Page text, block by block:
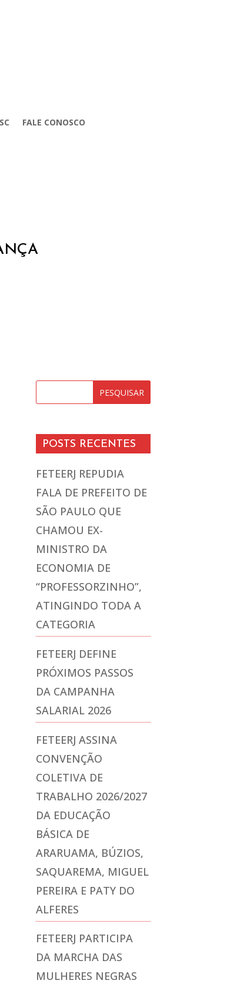
FALE CONOSCO
POSTS RECENTES
FETEERJ REPUDIA
FALA DE PREFEITO DE
SÃO PAULO QUE
CHAMOU EX-
MINISTRO DA
ECONOMIA DE
“PROFESSORZINHO”,
ATINGINDO TODA A
CATEGORIA
FETEERJ DEFINE
PRÓXIMOS PASSOS
DA CAMPANHA
SALARIAL 2026
FETEERJ ASSINA
CONVENÇÃO
COLETIVA DE
TRABALHO 2026/2027
DA EDUCAÇÃO
BÁSICA DE
ARARUAMA, BÚZIOS,
SAQUAREMA, MIGUEL
PEREIRA E PATY DO
ALFERES
FETEERJ PARTICIPA
DA MARCHA DAS
MULHERES NEGRAS